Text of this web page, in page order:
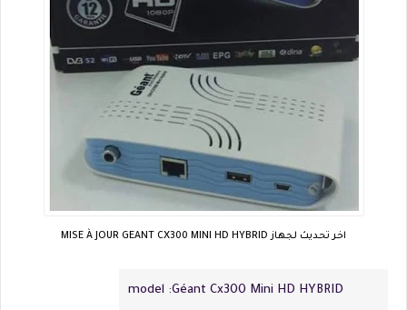
اخر تحديث لجهاز MISE À JOUR GEANT CX300 MINI HD HYBRID
model :Géant Cx300 Mini HD HYBRID